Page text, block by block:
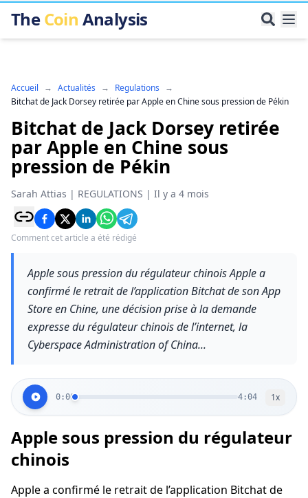
TheCoin Analysis
Accueil → Actualités → Regulations
→
Bitchat de Jack Dorsey retirée par Apple en Chine sous pression de Pékin
Bitchat de Jack Dorsey retirée
par Apple en Chine sous
pression de Pékin
Sarah Attias | REGULATIONS | Il y a 4 mois
Comment cet article a été rédigé
Apple sous pression du régulateur chinois Apple a
confirmé le retrait de l’application Bitchat de son App
Store en Chine, une décision prise à la demande
expresse du régulateur chinois de l’internet, la
Cyberspace Administration of China...
0:00 4:04 1x
Apple sous pression du régulateur
chinois
Apple a confirmé le retrait de l’application Bitchat de